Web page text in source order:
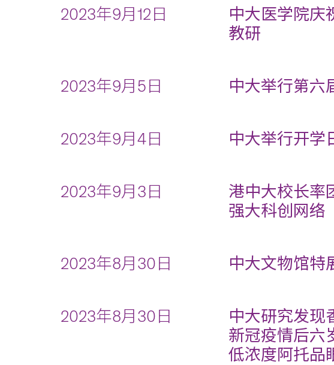
2023年9月12日
中大医学院庆
教研
2023年9月5日 中大举行第六
2023年9月4日 中大举行开学
2023年9月3日
港中大校长率
强大科创网络
2023年8月30日 中大文物馆特
2023年8月30日
中大研究发现
新冠疫情后六
低浓度阿托品